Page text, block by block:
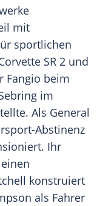
mit
sportlichen
SR 2 und
Fangio beim
im
Als General
Abstinenz
Ihr
konstruiert
als Fahrer